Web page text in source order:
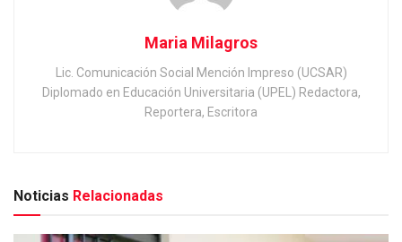
Maria Milagros
Lic. Comunicación Social Mención Impreso (UCSAR)
Diplomado en Educación Universitaria (UPEL) Redactora,
Reportera, Escritora
Noticias Relacionadas